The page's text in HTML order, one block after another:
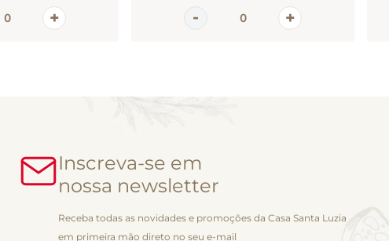
Inscreva-se em
nossa newsletter
Receba todas as novidades e promoções da Casa Santa Luzia
em primeira mão direto no seu e-mail